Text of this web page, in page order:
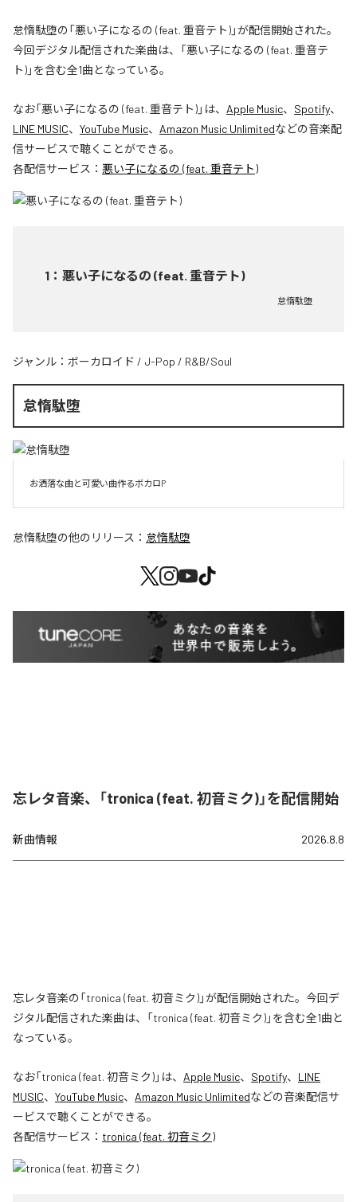
怠惰駄堕の「悪い子になるの (feat. 重音テト)」が配信開始された。
今回デジタル配信された楽曲は、「悪い子になるの (feat. 重音テ
ト)」を含む全1曲となっている。
なお「悪い子になるの (feat. 重音テト)」は、 Apple Music、 Spotify、
LINE MUSIC、 YouTube Music、 Amazon Music Unlimitedなどの音楽配
信サービスで聴くことができる。
各配信サービス： 悪い子になるの (feat. 重音テト)
1 ： 悪い子になるの (feat. 重音テト)
怠惰駄堕
ジャンル： ボーカロイド / J-Pop / R&B/Soul
怠惰駄堕
お洒落な曲と可愛い曲作るボカロP
怠惰駄堕の他のリリース： 怠惰駄堕
忘レタ音楽、「tronica (feat. 初音ミク)」を配信開始
新曲情報 2026.8.8
忘レタ音楽の「tronica (feat. 初音ミク)」が配信開始された。今回デ
ジタル配信された楽曲は、「tronica (feat. 初音ミク)」を含む全1曲と
なっている。
なお「tronica (feat. 初音ミク)」は、 Apple Music、 Spotify、 LINE
MUSIC、 YouTube Music、 Amazon Music Unlimitedなどの音楽配信サ
ービスで聴くことができる。
各配信サービス： tronica (feat. 初音ミク)